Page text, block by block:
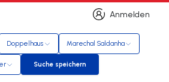
Anmelden
Anmelden
Doppelhaus Marechal Saldanha
Suche speichern
Suche speichern